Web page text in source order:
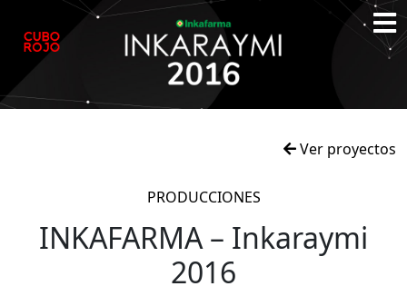
Ver proyectos
PRODUCCIONES
INKAFARMA – Inkaraymi
2016